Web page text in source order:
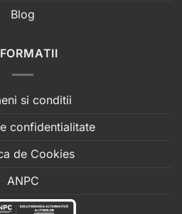
Blog
si conditii
confidentialitate
de Cookies
ANPC